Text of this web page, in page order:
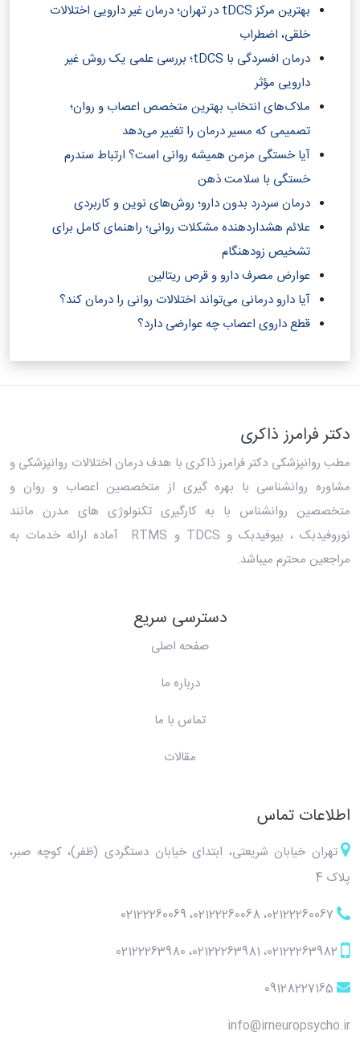
بهترین مرکز tDCS در تهران؛ درمان غیر دارویی اختلالات
خلقی، اضطراب
درمان افسردگی با tDCS؛ بررسی علمی یک روش غیر
دارویی مؤثر
ملاک‌های انتخاب بهترین متخصص اعصاب و روان؛
تصمیمی که مسیر درمان را تغییر می‌دهد
آیا خستگی مزمن همیشه روانی است؟ ارتباط سندرم
خستگی با سلامت ذهن
درمان سردرد بدون دارو؛ روش‌های نوین و کاربردی
علائم هشداردهنده مشکلات روانی؛ راهنمای کامل برای
تشخیص زودهنگام
عوارض مصرف دارو و قرص ریتالین
آیا دارو درمانی می‌تواند اختلالات روانی را درمان کند؟‎
قطع داروی اعصاب چه عوارضی دارد؟
دکتر فرامرز ذاکری
مطب روانپزشکی دکتر فرامرز ذاکری با هدف درمان اختلالات روانپزشکی و
مشاوره روانشناسی با بهره گیری از متخصصین اعصاب و روان و
متخصصین روانشناس با به کارگیری تکنولوژی های مدرن مانند
نوروفیدبک ، بیوفیدبک و TDCS و RTMS آماده ارائه خدمات به
مراجعین محترم میباشد.
دسترسی سریع
صفحه اصلی
درباره ما
تماس با ما
مقالات
اطلاعات تماس
تهران خیابان شریعتی، ابتدای خیابان دستگردی (ظفر)، کوچه صبر،
پلاک 4
02122260067، 02122260068، 02122260069
02122263982، 02122263981، 02122263980
09128227165
info@irneuropsycho.ir